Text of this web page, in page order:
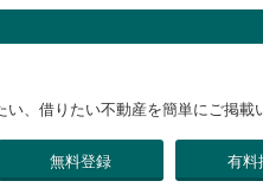
、借りたい不動産を簡単にご掲載
無料登録 有料